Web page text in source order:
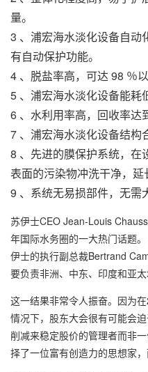
量。
3 、 浦宏海水淡化设备自动
有自动保护功能。
4 、脱盐率高，可达 98 ％以
5 、 浦宏海水淡化设备能耗
6 、水利用率高，回收率达
7 、 浦宏海水淡化设备结构
8 、先进的膜保护系统，在
表面的污染物冲洗干净，延
9 、系统无易损部件，无需
苏伊士CEO Jean-Louis
年国际水务圈的一大热门话题
伊士的执行副总裁Bertrand
要负责非洲、中东、印度和亚太
这一结果非常令人振奋。因为
情况下，股东大会很有可能会
削减来稳定股价的管理者而非
择了一位富有创造力的思想家，